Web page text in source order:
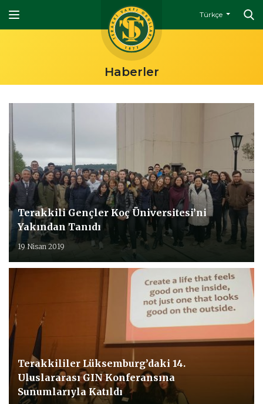
Türkçe
Haberler
Terakkili Gençler Koç Üniversitesi’ni
Yakından Tanıdı
19 Nisan 2019
Terakkililer Lüksemburg’daki 14.
Uluslararası GIN Konferansına
Sunumlarıyla Katıldı